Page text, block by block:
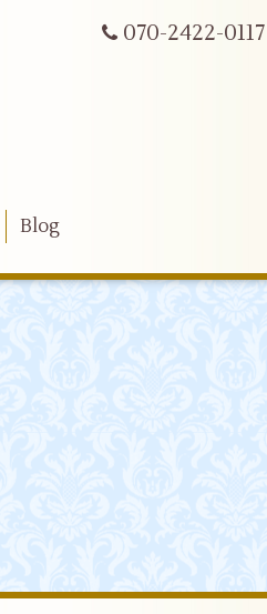
070-2422-0117
Blog